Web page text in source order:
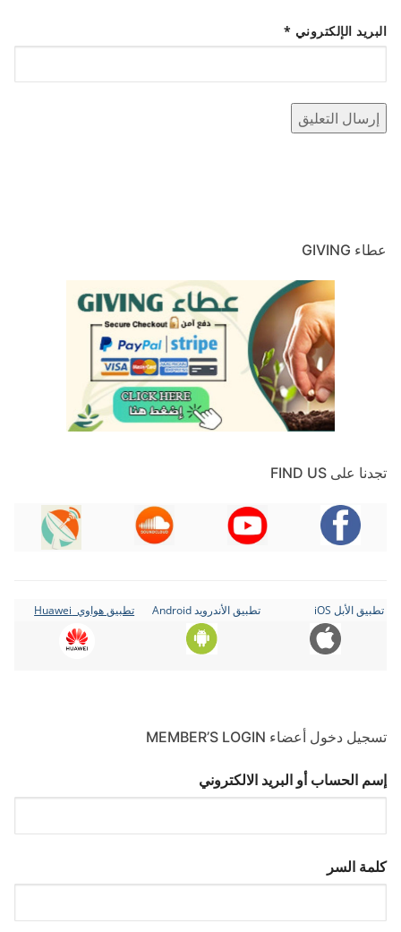
البريد الإلكتروني *
عطاء GIVING
تجدنا على FIND US
تطبيق الأبل iOS تطبيق الأندرويد Android تطبيق هواوي Huawei
تسجيل دخول أعضاء MEMBER’S LOGIN
إسم الحساب أو البريد الالكتروني
كلمة السر